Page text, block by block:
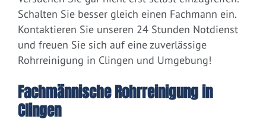
Schalten Sie besser gleich einen Fachmann ein.
Kontaktieren Sie unseren 24 Stunden Notdienst
und freuen Sie sich auf eine zuverlässige
Rohrreinigung in Clingen und Umgebung!
Fachmännische Rohrreinigung in
Clingen